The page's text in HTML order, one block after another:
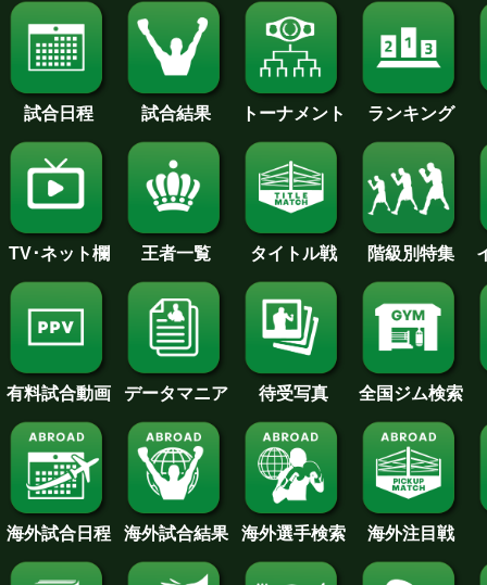
試合日程 試合結果 トーナメント ランキング
TV･ネット欄 王者一覧 タイトル戦 階級別特集
有料試合動画 データマニア 待受写真 全国ジム検索
海外試合日程 海外試合結果 海外選手検索 海外注目戦